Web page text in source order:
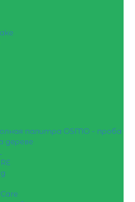
палитра OSMO - проба
дереве